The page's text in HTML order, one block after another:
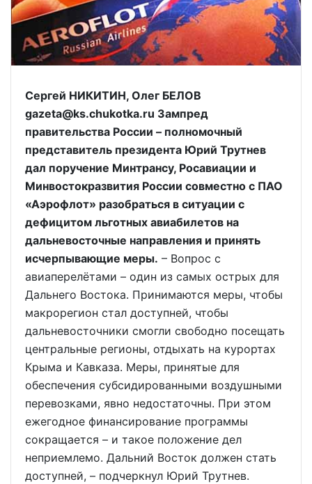
Сергей НИКИТИН, Олег БЕЛОВ
gazeta@ks.chukotka.ru Зампред
правительства России – полномочный
представитель президента Юрий Трутнев
дал поручение Минтрансу, Росавиации и
Минвостокразвития России совместно с ПАО
«Аэрофлот» разобраться в ситуации с
дефицитом льготных авиабилетов на
дальневосточные направления и принять
исчерпывающие меры. – Вопрос с
авиаперелётами – один из самых острых для
Дальнего Востока. Принимаются меры, чтобы
макрорегион стал доступней, чтобы
дальневосточники смогли свободно посещать
центральные регионы, отдыхать на курортах
Крыма и Кавказа. Меры, принятые для
обеспечения субсидированными воздушными
перевозками, явно недостаточны. При этом
ежегодное финансирование программы
сокращается – и такое положение дел
неприемлемо. Дальний Восток должен стать
доступней, – подчеркнул Юрий Трутнев.